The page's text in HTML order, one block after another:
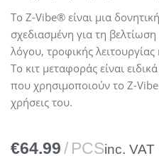
Το Z-Vibe® είναι μια
σχεδιασμένη για τη βελτίωση
λόγου, τροφικής
Το κιτ μεταφοράς είναι
που χρησιμοποιούν το Z-Vibe
χρήσεις του.
€